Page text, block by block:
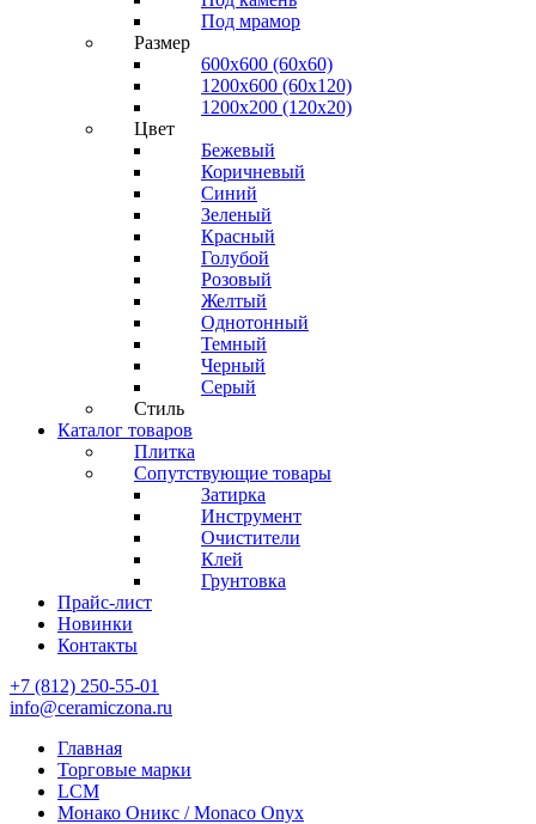
Под мрамор
Размер
600х600 (60х60)
1200х600 (60х120)
1200х200 (120x20)
Цвет
Бежевый
Коричневый
Синий
Зеленый
Красный
Голубой
Розовый
Желтый
Однотонный
Темный
Черный
Серый
Стиль
Каталог товаров
Плитка
Сопутствующие товары
Затирка
Инструмент
Очистители
Клей
Грунтовка
Прайс-лист
Новинки
Контакты
+7 (812) 250-55-01
info@ceramiczona.ru
Главная
Торговые марки
LCM
Монако Оникс / Monaco Onyx